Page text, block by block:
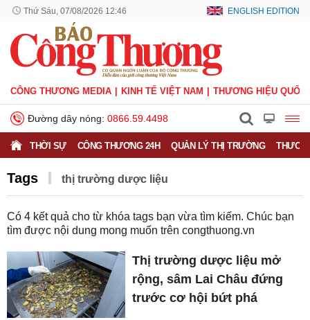
Thứ Sáu, 07/08/2026 12:46 ENGLISH EDITION
CÔNG THƯƠNG MEDIA KINH TẾ VIỆT NAM THƯƠNG HIỆU QUỐC
Đường dây nóng: 0866.59.4498
THỜI SỰ CÔNG THƯƠNG 24H QUẢN LÝ THỊ TRƯỜNG
Tags thị trường dược liệu
Có 4 kết quả cho từ khóa tags bạn vừa tìm kiếm. Chúc bạn
tìm được nội dung mong muốn trên congthuong.vn
Thị trường dược liệu mở
rộng, sâm Lai Châu đứng
trước cơ hội bứt phá